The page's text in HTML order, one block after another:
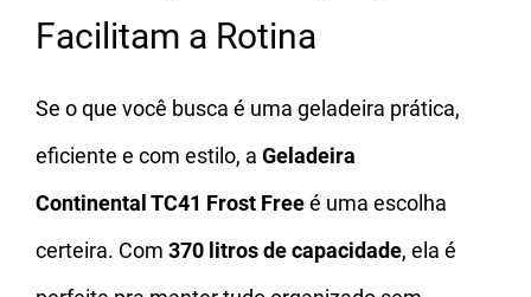
Facilitam a Rotina
Se o que você busca é uma geladeira prática,
eficiente e com estilo, a Geladeira
Continental TC41 Frost Freeé uma escolha
certeira. Com 370 litros de capacidade, ela é